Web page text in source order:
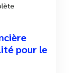
pour le